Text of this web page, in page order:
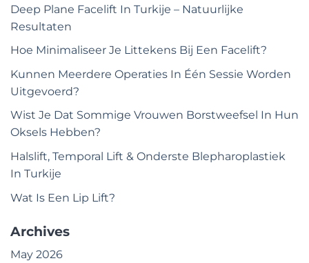
Deep Plane Facelift In Turkije – Natuurlijke
Resultaten
Hoe Minimaliseer Je Littekens Bij Een Facelift?
Kunnen Meerdere Operaties In Één Sessie Worden
Uitgevoerd?
Wist Je Dat Sommige Vrouwen Borstweefsel In Hun
Oksels Hebben?
Halslift, Temporal Lift & Onderste Blepharoplastiek
In Turkije
Wat Is Een Lip Lift?
Archives
May 2026